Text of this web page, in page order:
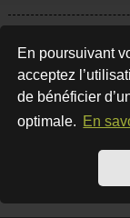
En poursuivant
acceptez
de bénéficier
optimale. En
Comment
sujets ?
Vos propres
« Afficher vos
soit en cliquant sur le
sur la page de votre
« Raccourcis » situé
recherche de vos
remplissez